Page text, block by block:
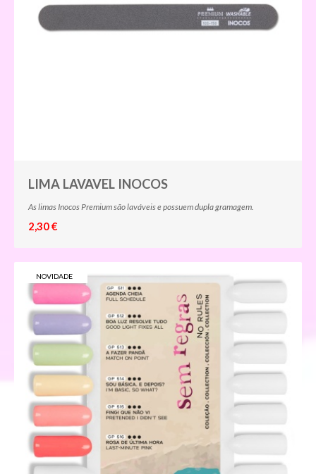
LIMA LAVAVEL INOCOS
As limas Inocos Premium são laváveis e possuem dupla gramagem.
2,30 €
NOVIDADE